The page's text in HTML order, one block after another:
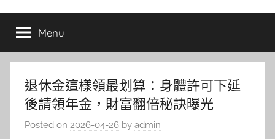
金
資
時
清
徵
Menu
退休金這樣領最划算：身體許可下延
後請領年金，財富翻倍秘訣曝光
Posted on 2026-04-26 by admin